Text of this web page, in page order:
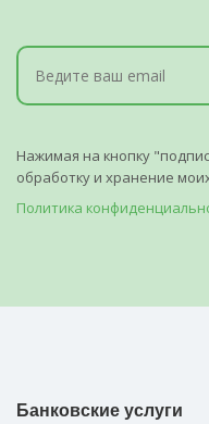
Нажимая на кнопку
обработку и хранение
Политика
Банковские услуги